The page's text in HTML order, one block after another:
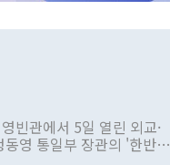
빈관에서 5일 열린 외교·
영 통일부 장관의 '한반도